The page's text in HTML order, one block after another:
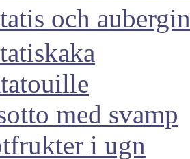
och
med svamp
i ugn